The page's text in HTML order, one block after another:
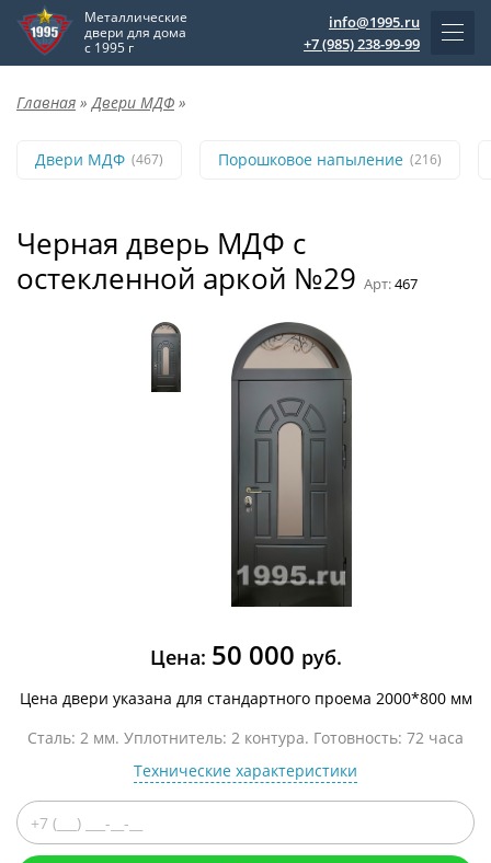
Металлические
двери для дома
с 1995 г
info@1995.ru
+7 (985) 238-99-99
Главная » Двери МДФ »
Двери МДФ (467) Порошковое напыление (216)
Черная дверь МДФ с
остекленной аркой №29 Арт:467
Цена: 50 000 руб.
Цена двери указана для стандартного проема 2000*800 мм
Сталь: 2 мм. Уплотнитель: 2 контура. Готовность: 72 часа
Технические характеристики